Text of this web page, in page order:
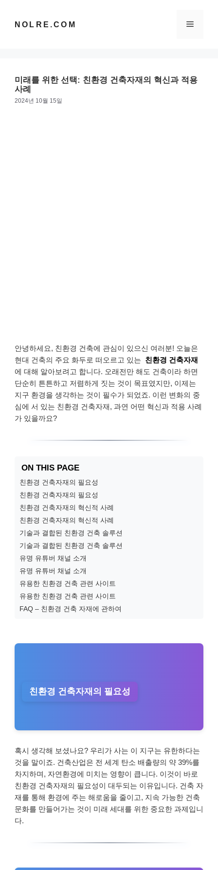
NOLRE.COM 메
미래를 위한 선택: 친환경 건축자재의 혁신과 적용
사례
2024년 10월 15일
안녕하세요, 친환경 건축에 관심이 있으신 여러분! 오늘은
현대 건축의 주요 화두로 떠오르고 있는 친환경 건축자재
에 대해 알아보려고 합니다. 오래전만 해도 건축이라 하면
단순히 튼튼하고 저렴하게 짓는 것이 목표였지만, 이제는
지구 환경을 생각하는 것이 필수가 되었죠. 이런 변화의 중
심에 서 있는 친환경 건축자재, 과연 어떤 혁신과 적용 사례
가 있을까요?
ON THIS PAGE
친환경 건축자재의 필요성
친환경 건축자재의 필요성
친환경 건축자재의 혁신적 사례
친환경 건축자재의 혁신적 사례
기술과 결합된 친환경 건축 솔루션
기술과 결합된 친환경 건축 솔루션
유명 유튜버 채널 소개
유명 유튜버 채널 소개
유용한 친환경 건축 관련 사이트
유용한 친환경 건축 관련 사이트
FAQ – 친환경 건축 자재에 관하여
친환경 건축자재의 필요성
혹시 생각해 보셨나요? 우리가 사는 이 지구는 유한하다는
것을 말이죠. 건축산업은 전 세계 탄소 배출량의 약 39%를
차지하며, 자연환경에 미치는 영향이 큽니다. 이것이 바로
친환경 건축자재의 필요성이 대두되는 이유입니다. 건축 자
재를 통해 환경에 주는 해로움을 줄이고, 지속 가능한 건축
문화를 만들어가는 것이 미래 세대를 위한 중요한 과제입니
다.